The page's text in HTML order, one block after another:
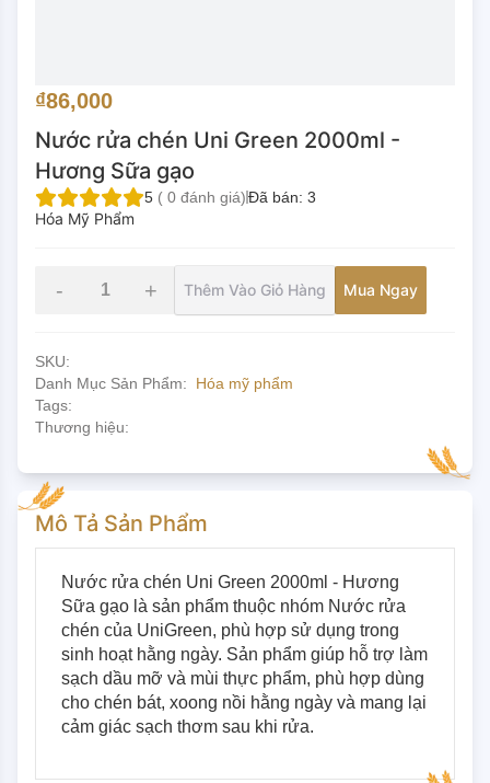
₫86,000
Nước rửa chén Uni Green 2000ml -
Hương Sữa gạo
5 ( 0 đánh giá)Đã bán: 3
Hóa Mỹ Phẩm
- + Thêm Vào Giỏ Hàng Mua Ngay
SKU:
Danh Mục Sản Phẩm:
Hóa mỹ phẩm
Tags:
Thương hiệu:
Mô Tả Sản Phẩm
Nước rửa chén Uni Green 2000ml - Hương
Sữa gạo là sản phẩm thuộc nhóm Nước rửa
chén của UniGreen, phù hợp sử dụng trong
sinh hoạt hằng ngày. Sản phẩm giúp hỗ trợ làm
sạch dầu mỡ và mùi thực phẩm, phù hợp dùng
cho chén bát, xoong nồi hằng ngày và mang lại
cảm giác sạch thơm sau khi rửa.